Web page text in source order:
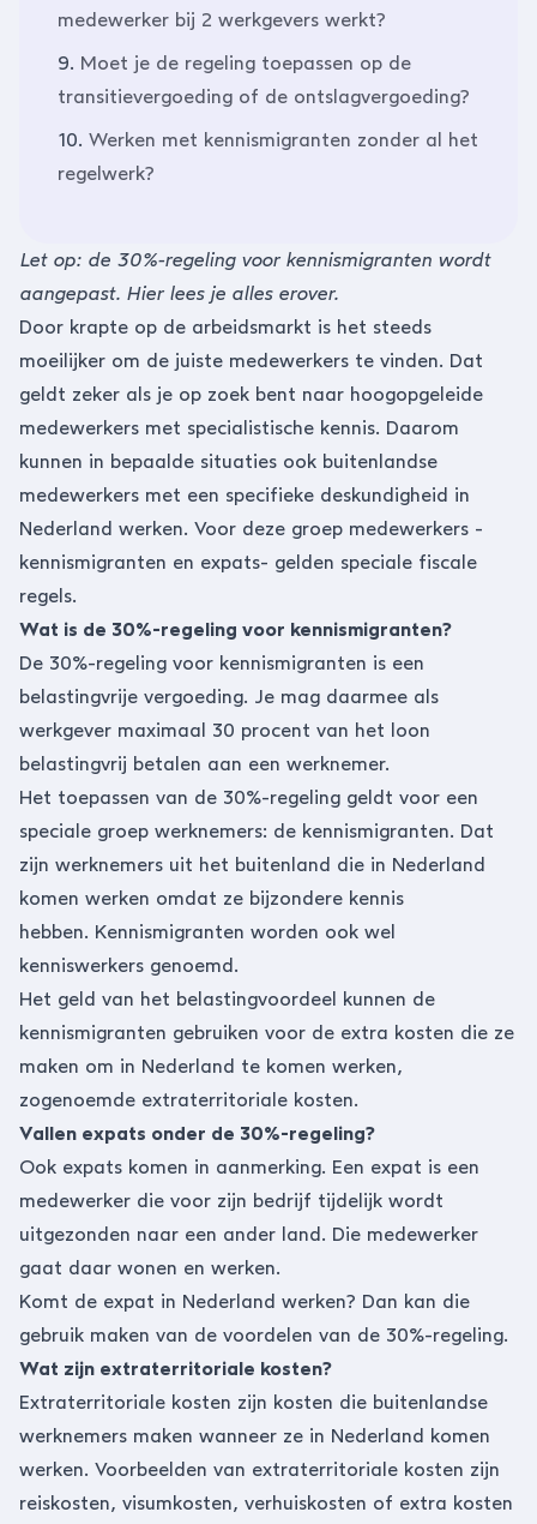
medewerker bij 2 werkgevers werkt?
9. Moet je de regeling toepassen op de
transitievergoeding of de ontslagvergoeding?
10. Werken met kennismigranten zonder al het
regelwerk?
Let op: de 30%-regeling voor kennismigranten wordt
aangepast. Hierlees je alles erover.
Door krapte op de arbeidsmarkt is het steeds
moeilijker om de juiste medewerkers te vinden. Dat
geldt zeker als je op zoek bent naar hoogopgeleide
medewerkers met specialistische kennis. Daarom
kunnen in bepaalde situaties ook buitenlandse
medewerkers met een specifieke deskundigheid in
Nederland werken. Voor deze groep medewerkers -
kennismigranten en expats- gelden speciale fiscale
regels.
Wat is de 30%-regeling voor kennismigranten?
De 30%-regeling voor kennismigranten is een
belastingvrije vergoeding. Je mag daarmee als
werkgever maximaal 30 procent van het loon
belastingvrij betalen aan een werknemer.
Het toepassen van de 30%-regeling geldt voor een
speciale groep werknemers: de kennismigranten. Dat
zijn werknemers uit het buitenland die in Nederland
komen werken omdat ze bijzondere kennis
hebben. Kennismigranten worden ook wel
kenniswerkers genoemd.
Het geld van het belastingvoordeel kunnen de
kennismigranten gebruiken voor de extra kosten die ze
maken om in Nederland te komen werken,
zogenoemde extraterritoriale kosten.
Vallen expats onder de 30%-regeling?
Ook expats komen in aanmerking. Een expat is een
medewerker die voor zijn bedrijf tijdelijk wordt
uitgezonden naar een ander land. Die medewerker
gaat daar wonen en werken.
Komt de expat in Nederland werken? Dan kan die
gebruik maken van de voordelen van de 30%-regeling.
Wat zijn extraterritoriale kosten?
Extraterritoriale kosten zijn kosten die buitenlandse
werknemers maken wanneer ze in Nederland komen
werken. Voorbeelden van extraterritoriale kosten zijn
reiskosten, visumkosten, verhuiskosten of extra kosten